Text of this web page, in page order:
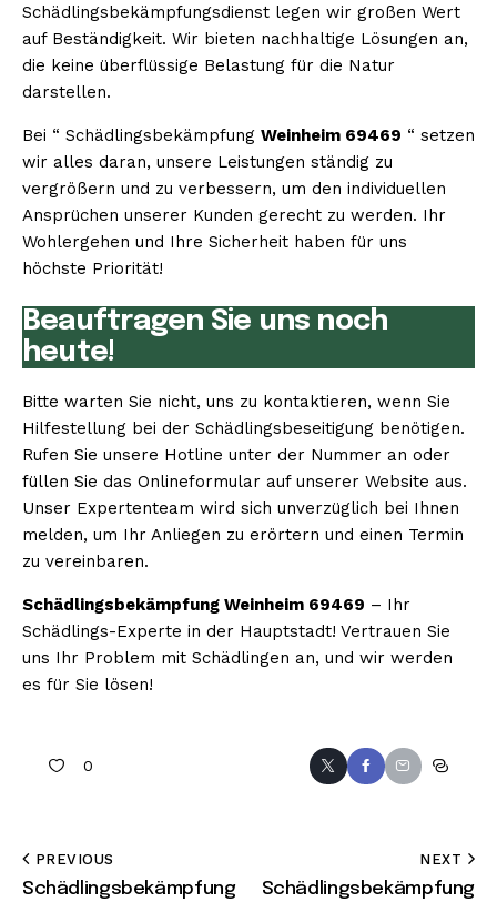
Schädlingsbekämpfungsdienst legen wir großen Wert
auf Beständigkeit. Wir bieten nachhaltige Lösungen an,
die keine überflüssige Belastung für die Natur
darstellen.
Bei “ Schädlingsbekämpfung Weinheim 69469 “ setzen
wir alles daran, unsere Leistungen ständig zu
vergrößern und zu verbessern, um den individuellen
Ansprüchen unserer Kunden gerecht zu werden. Ihr
Wohlergehen und Ihre Sicherheit haben für uns
höchste Priorität!
Beauftragen Sie uns noch
heute!
Bitte warten Sie nicht, uns zu kontaktieren, wenn Sie
Hilfestellung bei der Schädlingsbeseitigung benötigen.
Rufen Sie unsere Hotline unter der Nummer an oder
füllen Sie das Onlineformular auf unserer Website aus.
Unser Expertenteam wird sich unverzüglich bei Ihnen
melden, um Ihr Anliegen zu erörtern und einen Termin
zu vereinbaren.
Schädlingsbekämpfung Weinheim 69469 – Ihr
Schädlings-Experte in der Hauptstadt! Vertrauen Sie
uns Ihr Problem mit Schädlingen an, und wir werden
es für Sie lösen!
0
PREVIOUS
Schädlingsbekämpfung
NEXT
Schädlingsbekämpfung